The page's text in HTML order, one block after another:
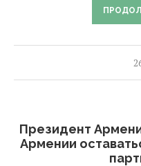
Президент
Армении